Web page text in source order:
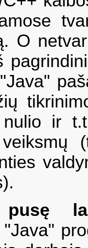
O
ir
pusę